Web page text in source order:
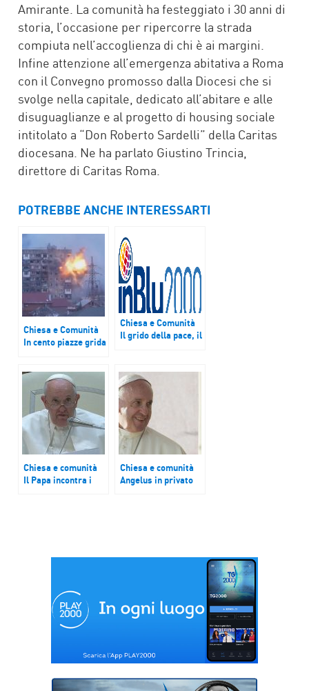
Amirante. La comunità ha festeggiato i 30 anni di
storia, l’occasione per ripercorre la strada
compiuta nell’accoglienza di chi è ai margini.
Infine attenzione all’emergenza abitativa a Roma
con il Convegno promosso dalla Diocesi che si
svolge nella capitale, dedicato all’abitare e alle
disuguaglianze e al progetto di housing sociale
intitolato a “Don Roberto Sardelli” della Caritas
diocesana. Ne ha parlato Giustino Trincia,
direttore di Caritas Roma.
POTREBBE ANCHE INTERESSARTI
Chiesa e Comunità
In cento piazze grida
Chiesa e Comunità
Il grido della pace, il
Chiesa e comunità
Il Papa incontra i
Chiesa e comunità
Angelus in privato